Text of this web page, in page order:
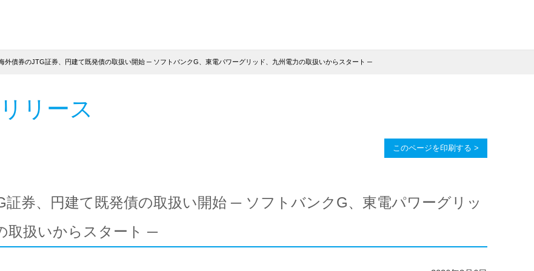
外債券のJTG証券、円建て既発債の取扱い開始 ─ ソフトバンクG、東電パワーグリッド、九州電力の取扱いからスタート ─
リース
このページを印刷する >
証券、円建て既発債の取扱い開始 ─ ソフトバンクG、東電パワーグリッ
取扱いからスタート ─